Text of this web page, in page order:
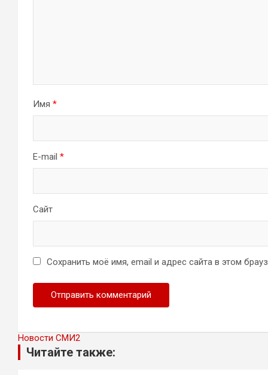
Имя *
E-mail *
Сайт
Сохранить моё имя, email и адрес сайта в этом
Новости СМИ2
Читайте также: